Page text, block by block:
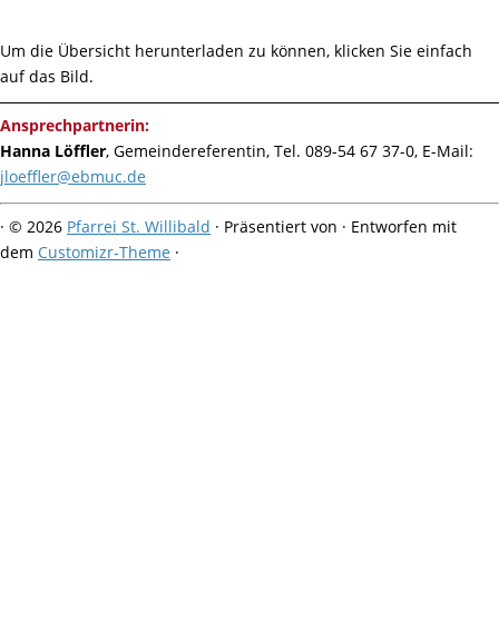
Um die Übersicht herunterladen zu können, klicken Sie einfach
auf das Bild.
Ansprechpartnerin:
Hanna Löffler, Gemeindereferentin, Tel. 089-54 67 37-0, E-Mail:
jloeffler@ebmuc.de
· © 2026 Pfarrei St. Willibald · Präsentiert von · Entworfen mit
dem Customizr-Theme ·